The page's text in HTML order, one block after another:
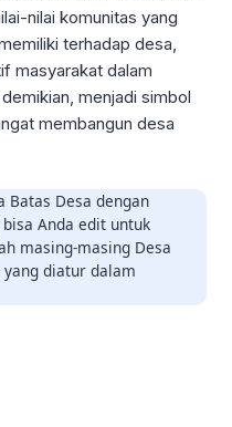
nilai komunitas yang
terhadap desa,
masyarakat dalam
menjadi simbol
membangun desa
Batas Desa dengan
bisa Anda edit untuk
masing-masing Desa
yang diatur dalam